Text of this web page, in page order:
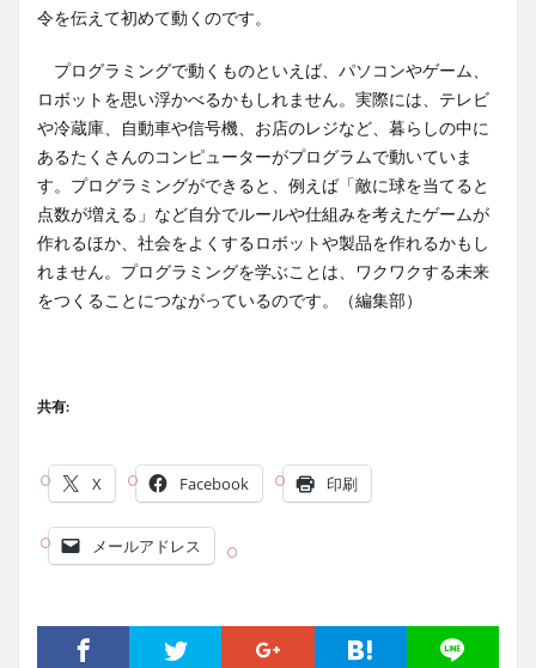
令を伝えて初めて動くのです。
プログラミングで動くものといえば、パソコンやゲーム、
ロボットを思い浮かべるかもしれません。実際には、テレビ
や冷蔵庫、自動車や信号機、お店のレジなど、暮らしの中に
あるたくさんのコンピューターがプログラムで動いていま
す。プログラミングができると、例えば「敵に球を当てると
点数が増える」など自分でルールや仕組みを考えたゲームが
作れるほか、社会をよくするロボットや製品を作れるかもし
れません。プログラミングを学ぶことは、ワクワクする未来
をつくることにつながっているのです。（編集部）
共有:
X Facebook 印刷
メールアドレス